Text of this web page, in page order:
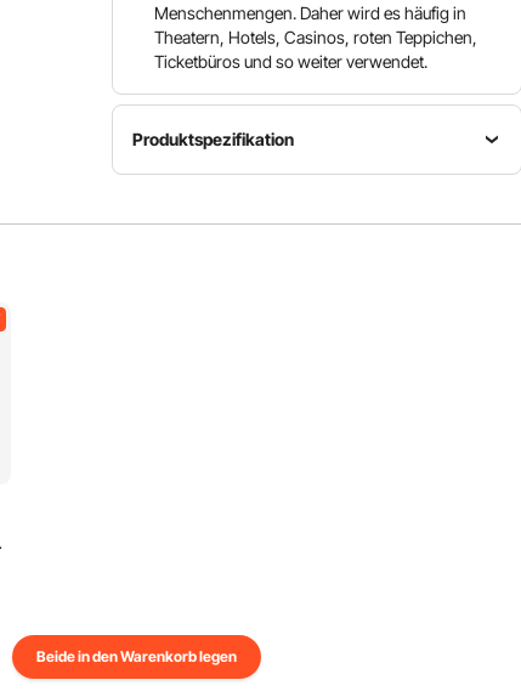
Menschenmengen. Daher wird es häufig in
Theatern, Hotels, Casinos, roten Teppichen,
Ticketbüros und so weiter verwendet.
Produktspezifikation
Modell
der
des
Beide in den Warenkorb legen